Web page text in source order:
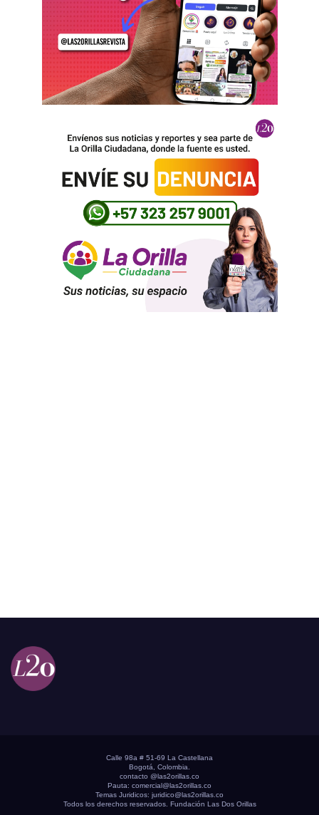
Calle 98a # 51-69 La Castellana
Bogotá, Colombia.
contacto @las2orillas.co
Pauta: comercial@las2orillas.co
Temas Juridicos: juridico@las2orillas.co
Todos los derechos reservados. Fundación Las Dos Orillas